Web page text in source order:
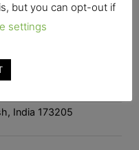
India 173205
but you can opt-out if
settings